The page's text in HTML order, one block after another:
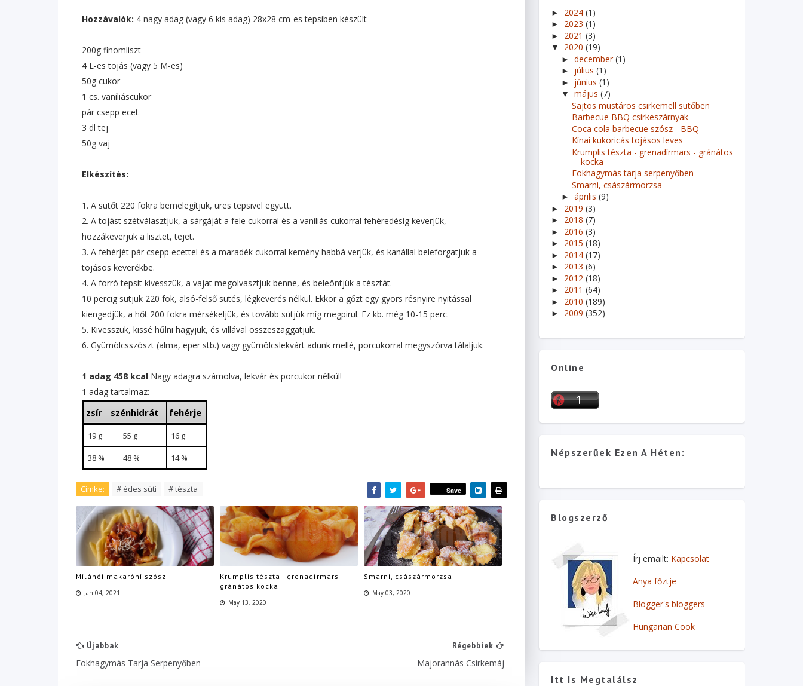
Hozzávalók: 4 nagy adag (vagy 6 kis adag) 28x28 cm-es tepsiben készült
200g finomliszt
4 L-es tojás (vagy 5 M-es)
50g cukor
1 cs. vaníliáscukor
pár csepp ecet
3 dl tej
50g vaj
Elkészítés:
1. A sütőt 220 fokra bemelegítjük, üres tepsivel együtt.
2. A tojást szétválasztjuk, a sárgáját a fele cukorral és a vaníliás cukorral fehéredésig keverjük,
hozzákeverjük a lisztet, tejet.
3. A fehérjét pár csepp ecettel és a maradék cukorral kemény habbá verjük, és kanállal beleforgatjuk a
tojásos keverékbe.
4. A forró tepsit kivesszük, a vajat megolvasztjuk benne, és beleöntjük a tésztát.
10 percig sütjük 220 fok, alsó-felső sütés, légkeverés nélkül. Ekkor a gőzt egy gyors résnyire nyitással
kiengedjük, a hőt 200 fokra mérsékeljük, és tovább sütjük míg megpirul. Ez kb. még 10-15 perc.
5. Kivesszük, kissé hűlni hagyjuk, és villával összeszaggatjuk.
6. Gyümölcsszószt (alma, eper stb.) vagy gyümölcslekvárt adunk mellé, porcukorral megyszórva tálaljuk.
1 adag 458 kcal Nagy adagra számolva, lekvár és porcukor nélkül!
1 adag tartalmaz:
zsír szénhidrát fehérje
19 g 55 g 16 g
38 % 48 % 14 %
Címke: # édes süti # tészta Save
Milánói makaróni szósz
Jan 04, 2021
Krumplis tészta - grenadírmars -
gránátos kocka
May 13, 2020
Smarni, császármorzsa
May 03, 2020
Újabbak
Fokhagymás Tarja Serpenyőben
Régebbiek
Majorannás Csirkemáj
► 2024 (1)
► 2023 (1)
► 2021 (3)
▼ 2020 (19)
► december(1)
► július (1)
► június (1)
▼ május (7)
Sajtos mustáros csirkemell sütőben
Barbecue BBQ csirkeszárnyak
Coca cola barbecue szósz - BBQ
Kínai kukoricás tojásos leves
Krumplis tészta - grenadírmars - gránátos
kocka
Fokhagymás tarja serpenyőben
Smarni, császármorzsa
► április (9)
► 2019 (3)
► 2018 (7)
► 2016 (3)
► 2015 (18)
► 2014 (17)
► 2013 (6)
► 2012 (18)
► 2011 (64)
► 2010 (189)
► 2009 (352)
Online
Népszerűek Ezen A Héten:
Blogszerző
Írj emailt: Kapcsolat
Anya főztje
Blogger's bloggers
Hungarian Cook
Itt Is Megtalálsz